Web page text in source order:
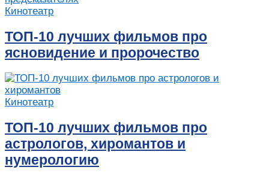
Кинотеатр
ТОП-10 лучших фильмов про
ясновидение и пророчество
Кинотеатр
ТОП-10 лучших фильмов про
астрологов, хиромантов и
нумерологию